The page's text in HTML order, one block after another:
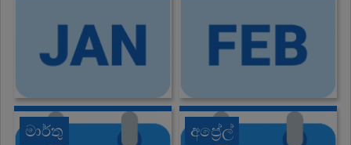
මාර්තු අප්‍රේල්